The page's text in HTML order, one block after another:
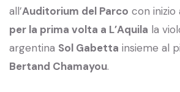
all’Auditorium del Parco con inizio
per la prima volta a L’Aquila la
argentina Sol Gabetta insieme al
Bertand Chamayou.